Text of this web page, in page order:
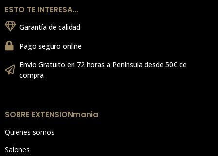
ESTO TE INTERESA…
Garantía de calidad
Pago seguro online
Envío Gratuito en 72 horas a Península desde 50€ de
compra
SOBRE EXTENSIONmania
Quiénes somos
Salones